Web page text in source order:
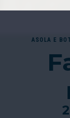
ASOLA E